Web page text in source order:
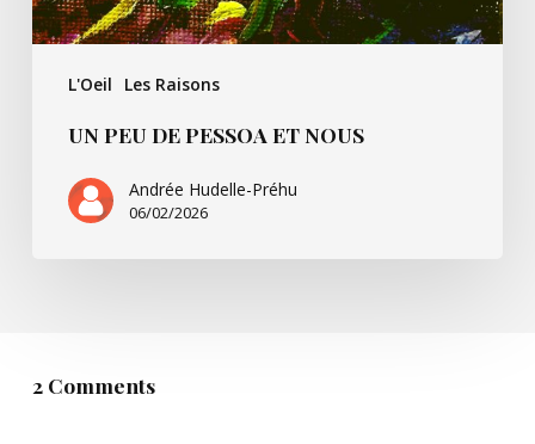
L'Oeil Les Raisons
UN PEU DE PESSOA ET NOUS
Andrée Hudelle-Préhu
06/02/2026
2 Comments